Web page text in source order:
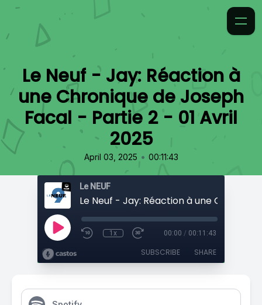
Le Neuf - Jay: Réaction à
une Chronique de Joseph
Facal - Partie 2 - 01 Avril
2025
April 03, 2025 • 00:11:43
Le NEUF
1x 00:00 / 00:11:43
SUBSCRIBE SHARE